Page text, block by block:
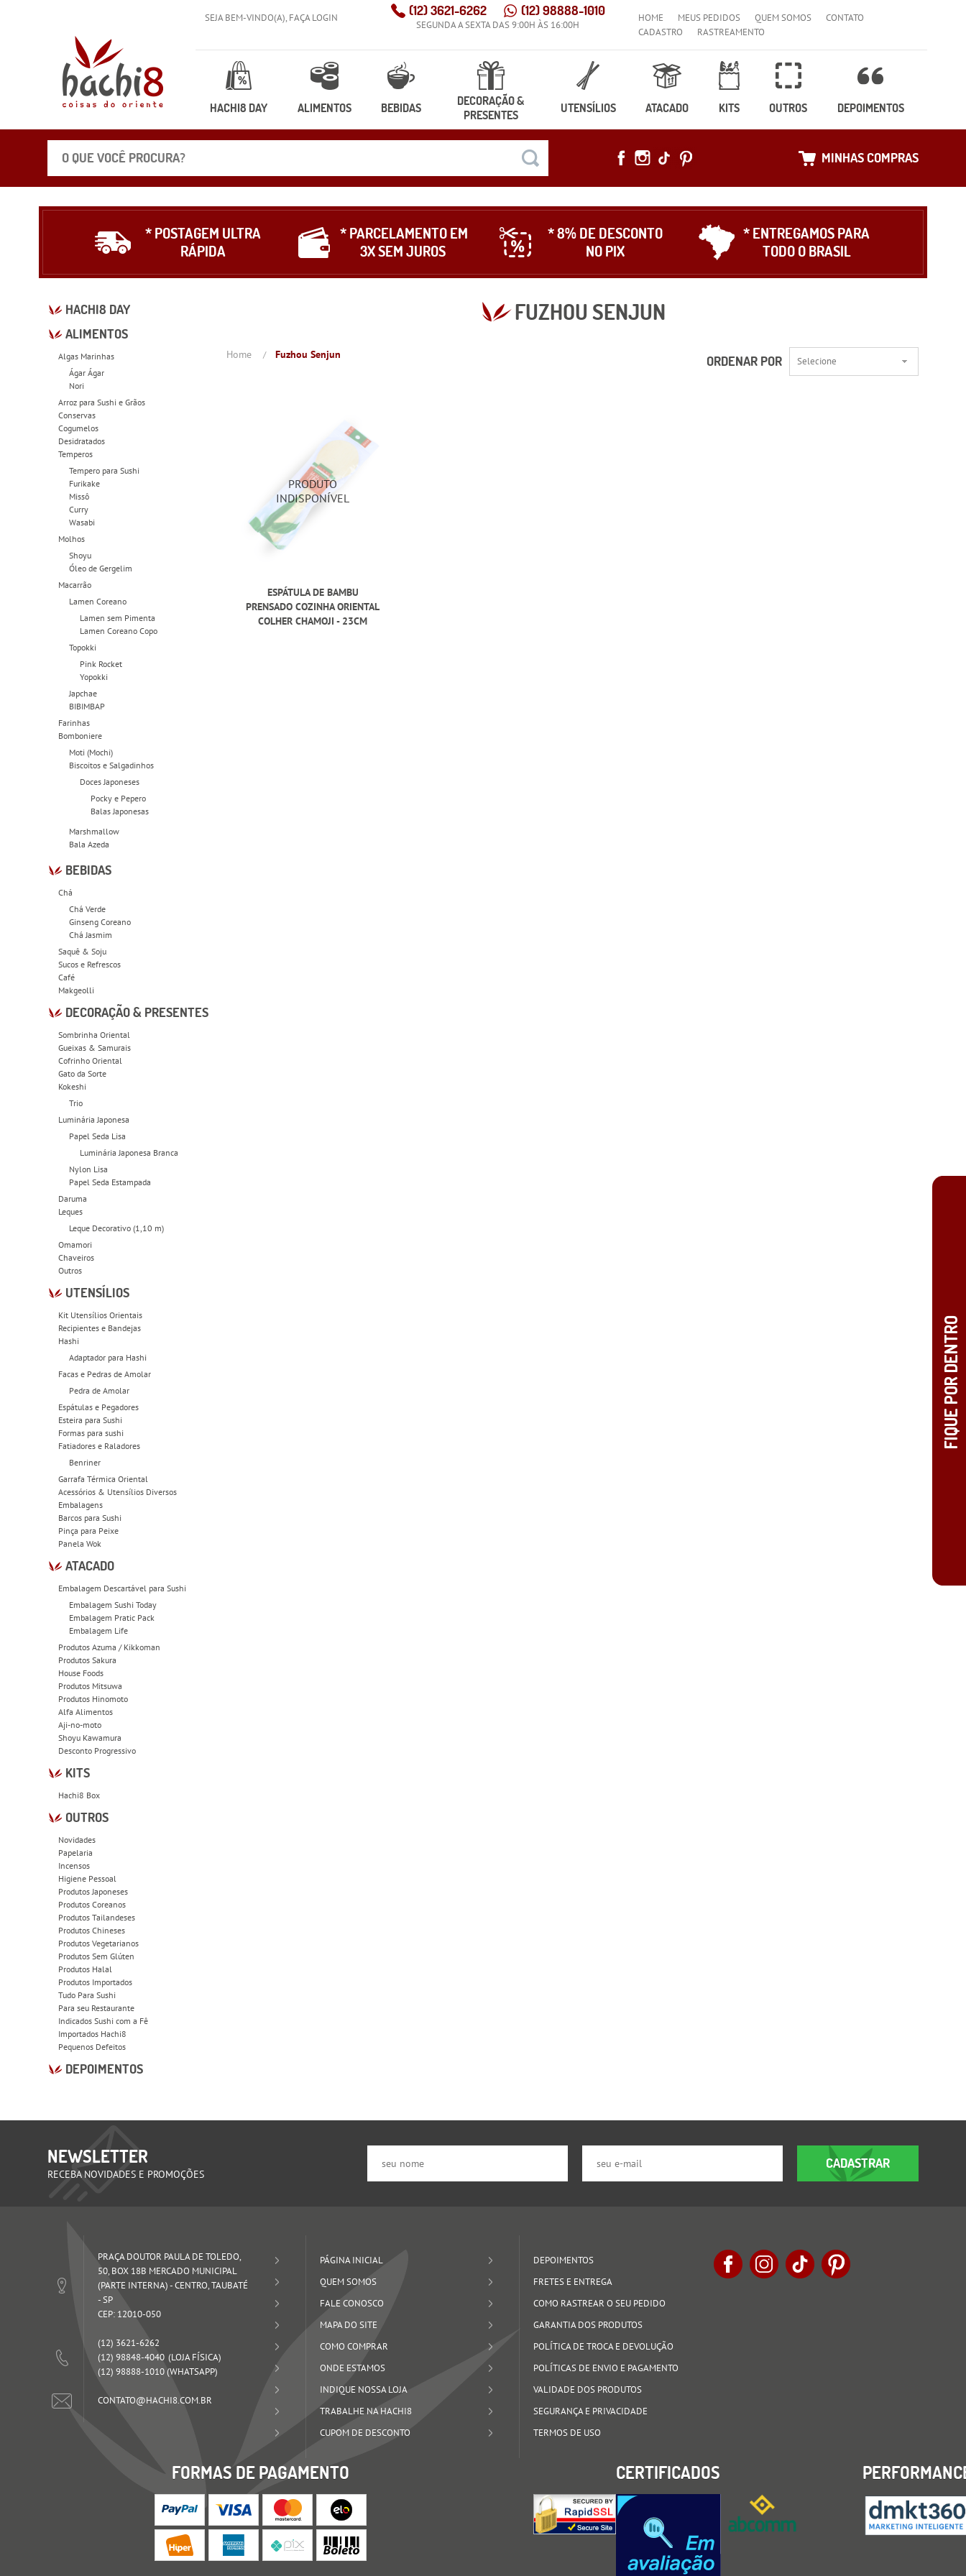
SEJA BEM-VINDO(A), FAÇA LOGIN (12)3621-6262 (12)98888-1010
SEGUNDA A SEXTA DAS 9:00H ÀS 16:00H
HOME MEUS PEDIDOS QUEM SOMOS
CONTATO
CADASTRO
RASTREAMENTO
HACHI8 DAY ALIMENTOS BEBIDAS
DECORAÇÃO &
PRESENTES
UTENSÍLIOS ATACADO KITS OUTROS DEPOIMENTOS
MINHAS COMPRAS
* POSTAGEM ULTRA
RÁPIDA
* PARCELAMENTO EM
3X SEM JUROS
* 8% DE DESCONTO
NO PIX
* ENTREGAMOS PARA
TODO O BRASIL
HACHI8 DAY
ALIMENTOS
Algas Marinhas
Ágar Ágar
Nori
Arroz para Sushi e Grãos
Conservas
Cogumelos
Desidratados
Temperos
Tempero para Sushi
Furikake
Missô
Curry
Wasabi
Molhos
Shoyu
Óleo de Gergelim
Macarrão
Lamen Coreano
Lamen sem Pimenta
Lamen Coreano Copo
Topokki
Pink Rocket
Yopokki
Japchae
BIBIMBAP
Farinhas
Bomboniere
Moti (Mochi)
Biscoitos e Salgadinhos
Doces Japoneses
Pocky e Pepero
Balas Japonesas
Marshmallow
Bala Azeda
BEBIDAS
Chá
Chá Verde
Ginseng Coreano
Chá Jasmim
Saquê & Soju
Sucos e Refrescos
Café
Makgeolli
DECORAÇÃO & PRESENTES
Sombrinha Oriental
Gueixas & Samurais
Cofrinho Oriental
Gato da Sorte
Kokeshi
Trio
Luminária Japonesa
Papel Seda Lisa
Luminária Japonesa Branca
Nylon Lisa
Papel Seda Estampada
Daruma
Leques
Leque Decorativo (1,10 m)
Omamori
Chaveiros
Outros
UTENSÍLIOS
Kit Utensílios Orientais
Recipientes e Bandejas
Hashi
Adaptador para Hashi
Facas e Pedras de Amolar
Pedra de Amolar
Espátulas e Pegadores
Esteira para Sushi
Formas para sushi
Fatiadores e Raladores
Benriner
Garrafa Térmica Oriental
Acessórios & Utensílios Diversos
Embalagens
Barcos para Sushi
Pinça para Peixe
Panela Wok
ATACADO
Embalagem Descartável para Sushi
Embalagem Sushi Today
Embalagem Pratic Pack
Embalagem Life
Produtos Azuma / Kikkoman
Produtos Sakura
House Foods
Produtos Mitsuwa
Produtos Hinomoto
Alfa Alimentos
Aji-no-moto
Shoyu Kawamura
Desconto Progressivo
KITS
Hachi8 Box
OUTROS
Novidades
Papelaria
Incensos
Higiene Pessoal
Produtos Japoneses
Produtos Coreanos
Produtos Tailandeses
Produtos Chineses
Produtos Vegetarianos
Produtos Sem Glúten
Produtos Halal
Produtos Importados
Tudo Para Sushi
Para seu Restaurante
Indicados Sushi com a Fê
Importados Hachi8
Pequenos Defeitos
DEPOIMENTOS
FUZHOU SENJUN
Home Fuzhou Senjun ORDENAR POR Selecione
ESPÁTULA DE BAMBU
PRENSADO COZINHA ORIENTAL
COLHER CHAMOJI - 23CM
NEWSLETTER
RECEBA NOVIDADES E PROMOÇÕES
CADASTRAR
PRAÇA DOUTOR PAULA DE TOLEDO,
50, BOX 18B MERCADO MUNICIPAL
(PARTE INTERNA)-CENTRO, TAUBATÉ
-SP
CEP: 12010-050
(12) 3621-6262
(12) 98848-4040
(12) 98888-1010(WHATSAPP)
CONTATO@HACHI8.COM.BR
PÁGINA INICIAL
QUEM SOMOS
FALE CONOSCO
MAPA DO SITE
COMO COMPRAR
ONDE ESTAMOS
INDIQUE NOSSA LOJA
TRABALHE NA HACHI8
CUPOM DE DESCONTO
DEPOIMENTOS
FRETES E ENTREGA
COMO RASTREAR O SEU PEDIDO
GARANTIA DOS PRODUTOS
POLÍTICA DE TROCA E DEVOLUÇÃO
POLÍTICAS DE ENVIO E PAGAMENTO
VALIDADE DOS PRODUTOS
SEGURANÇA E PRIVACIDADE
TERMOS DE USO
FORMAS DE PAGAMENTO CERTIFICADOS